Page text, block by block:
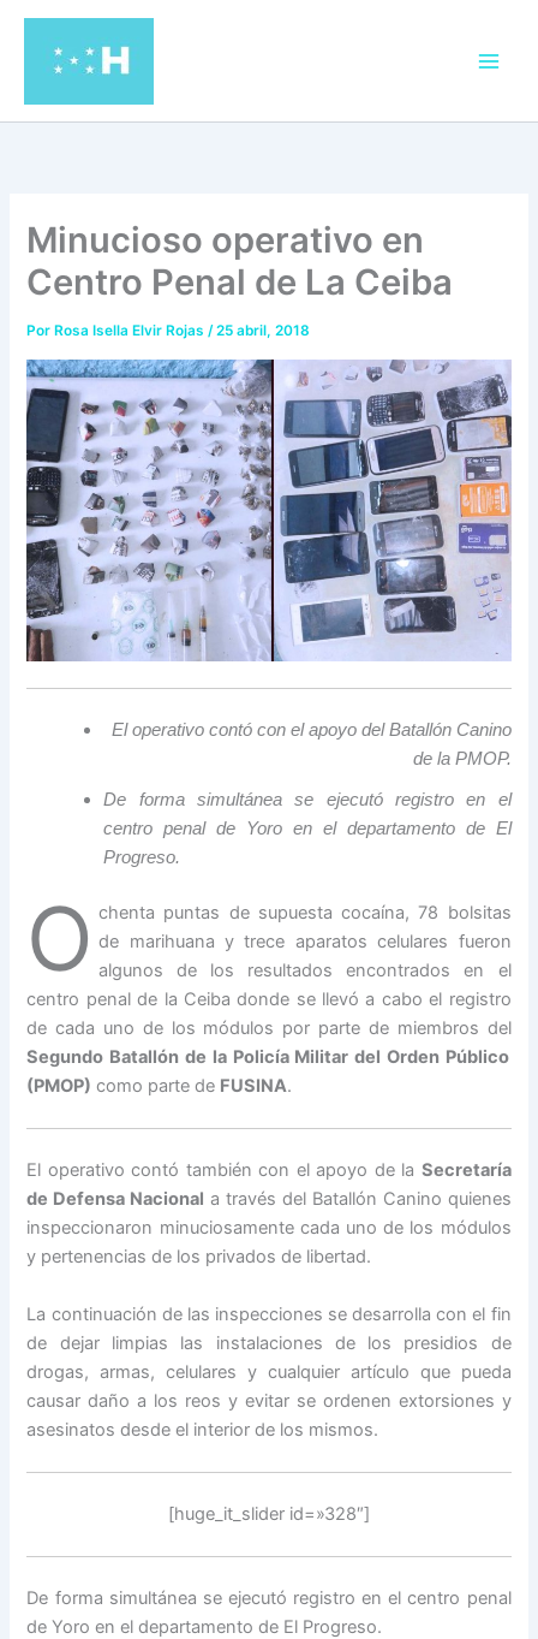
contenido
Minucioso operativo en
Centro Penal de La Ceiba
Por Rosa Isella Elvir Rojas/25 abril, 2018
El operativo contó con el apoyo del Batallón Canino
de la PMOP.
De forma simultánea se ejecutó registro en el
centro penal de Yoro en el departamento de El
Progreso.
O chenta puntas de supuesta cocaína, 78 bolsitas
de marihuana y trece aparatos celulares fueron
algunos de los resultados encontrados en el
centro penal de la Ceiba donde se llevó a cabo el registro
de cada uno de los módulos por parte de miembros del
Segundo Batallón de la Policía Militar del Orden Público
(PMOP) como parte de FUSINA.
El operativo contó también con el apoyo de la Secretaría
de Defensa Nacional a través del Batallón Canino quienes
inspeccionaron minuciosamente cada uno de los módulos
y pertenencias de los privados de libertad.
La continuación de las inspecciones se desarrolla con el fin
de dejar limpias las instalaciones de los presidios de
drogas, armas, celulares y cualquier artículo que pueda
causar daño a los reos y evitar se ordenen extorsiones y
asesinatos desde el interior de los mismos.
[huge_it_slider id=»328″]
De forma simultánea se ejecutó registro en el centro penal
de Yoro en el departamento de El Progreso.